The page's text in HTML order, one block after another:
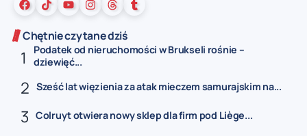
Chętnie czytane dziś
Podatek od nieruchomości w Brukseli rośnie –
dziewięć...
Sześć lat więzienia za atak mieczem samurajskim na...
Colruyt otwiera nowy sklep dla firm pod Liège...